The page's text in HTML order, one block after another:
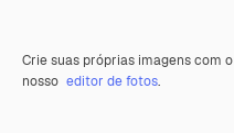
Crie suas próprias imagens com o
nosso editor de fotos.